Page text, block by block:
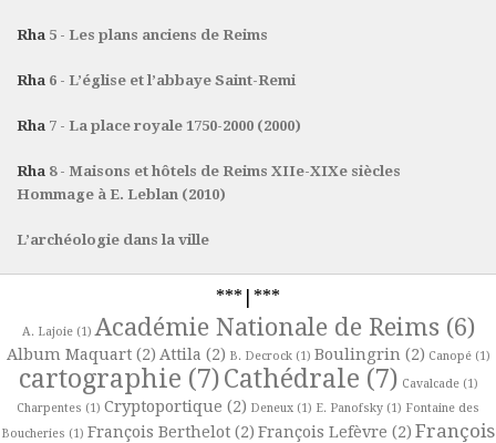
Rha 5 - Les plans anciens de Reims
Rha 6 - L’église et l’abbaye Saint-Remi
Rha 7 - La place royale 1750-2000 (2000)
Rha 8 - Maisons et hôtels de Reims XIIe-XIXe siècles
Hommage à E. Leblan (2010)
L’archéologie dans la ville
***|***
A. Lajoie(1) Académie Nationale de Reims (6)
Album Maquart(2) Attila (2) B. Decrock(1) Boulingrin (2) Canopé(1)
cartographie (7)Cathédrale (7) Cavalcade(1)
Charpentes (1) Cryptoportique (2) Deneux (1) E. Panofsky (1) Fontaine des
Boucheries (1) François Berthelot (2) François Lefèvre (2) François